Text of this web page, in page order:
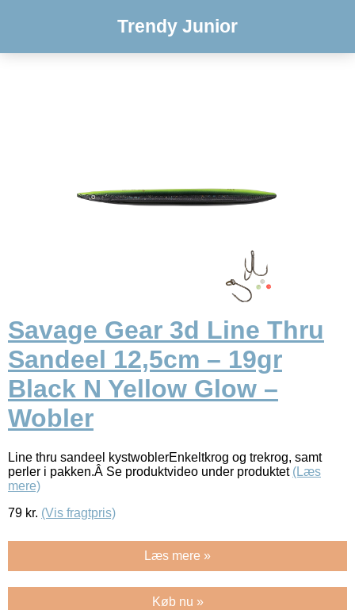
Trendy Junior
Savage Gear 3d Line Thru
Sandeel 12,5cm – 19gr
Black N Yellow Glow –
Wobler
Line thru sandeel kystwoblerEnkeltkrog og trekrog, samt
perler i pakken.Â Se produktvideo under produktet (Læs
mere)
79 kr. (Vis fragtpris)
Læs mere »
Køb nu »